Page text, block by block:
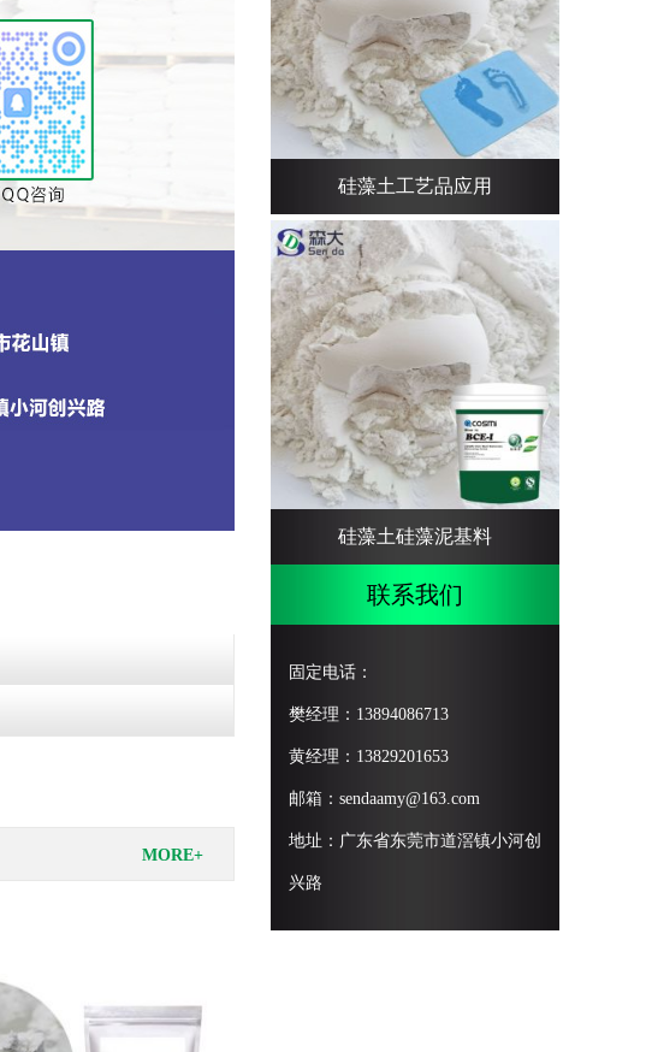
MORE+
硅藻土工艺品应用
硅藻土硅藻泥基料
联系我们
固定电话：
樊经理：13894086713
黄经理：13829201653
邮箱：sendaamy@163.com
地址：广东省东莞市道滘镇小河创
兴路